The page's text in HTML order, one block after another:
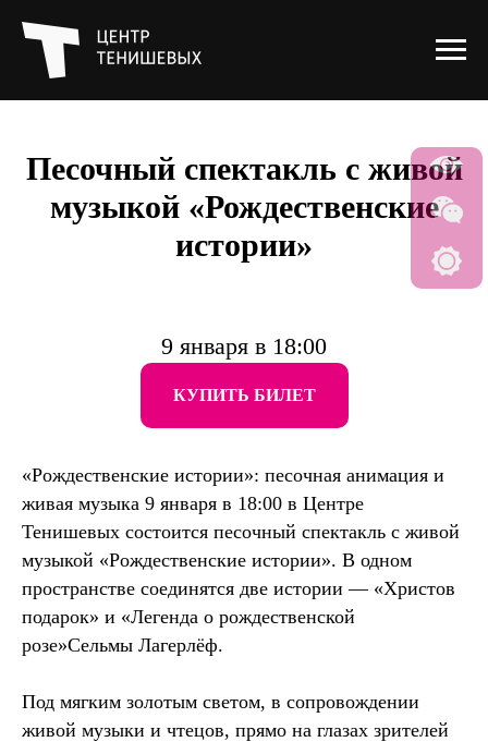
Песочный спектакль с живой
музыкой «Рождественские
истории»
9 января в 18:00
КУПИТЬ БИЛЕТ
«Рождественские истории»: песочная анимация и
живая музыка 9 января в 18:00 в Центре
Тенишевых состоится песочный спектакль с живой
музыкой «Рождественские истории». В одном
пространстве соединятся две истории — «Христов
подарок» и «Легенда о рождественской
розе»Сельмы Лагерлёф.
Под мягким золотым светом, в сопровождении
живой музыки и чтецов, прямо на глазах зрителей